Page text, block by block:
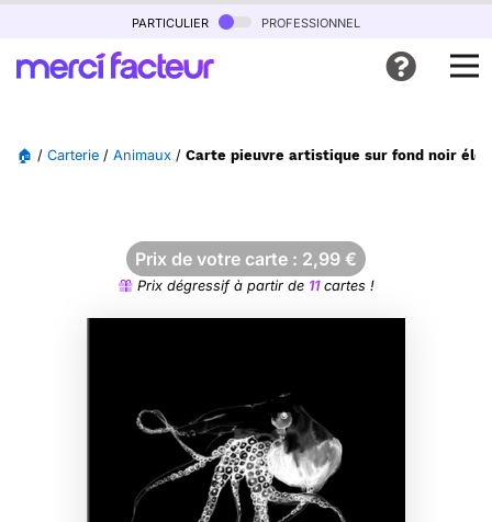
particulier professionnel
🏠 / Carterie / Animaux / Carte pieuvre artistique sur fond noir
Prix de votre carte : 2,99 €
Prix dégressif à partir de 11cartes !